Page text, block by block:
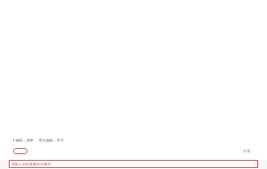
编辑：谈铮 责任编辑：罗川
分享：